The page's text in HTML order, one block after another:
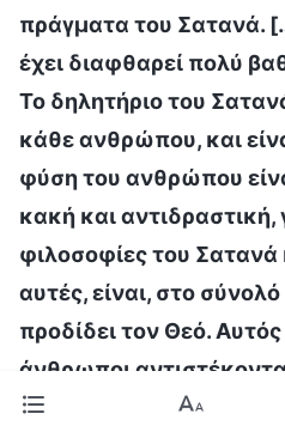
πράγματα του Σατανά.
έχει διαφθαρεί πολύ
Το δηλητήριο του
κάθε ανθρώπου, και
φύση του ανθρώπου
κακή και αντιδραστική,
φιλοσοφίες του Σατανά
αυτές, είναι, στο
προδίδει τον Θεό. Αυτός
άνθρωποι
στον Θεό
(«Πώς να